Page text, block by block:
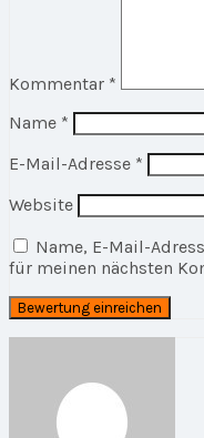
Kommentar *
Name *
E-Mail-Adresse *
Website
Name, E-Mail-
für meinen nächsten